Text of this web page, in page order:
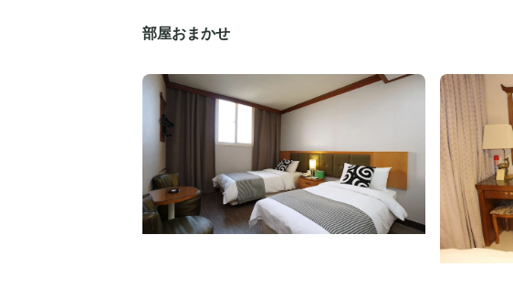
部屋おまかせ